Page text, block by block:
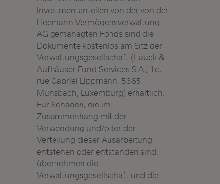
Investmentanteilen von der von der
Heemann Vermögensverwaltung
AG gemanagten Fonds sind die
Dokumente kostenlos am Sitz der
Verwaltungsgesellschaft (Hauck &
Aufhäuser Fund Services S.A., 1c,
rue Gabriel Lippmann, 5365
Munsbach, Luxemburg) erhältlich.
Für Schäden, die im
Zusammenhang mit der
Verwendung und/oder der
Verteilung dieser Ausarbeitung
entstehen oder entstanden sind,
übernehmen die
Verwaltungsgesellschaft und die